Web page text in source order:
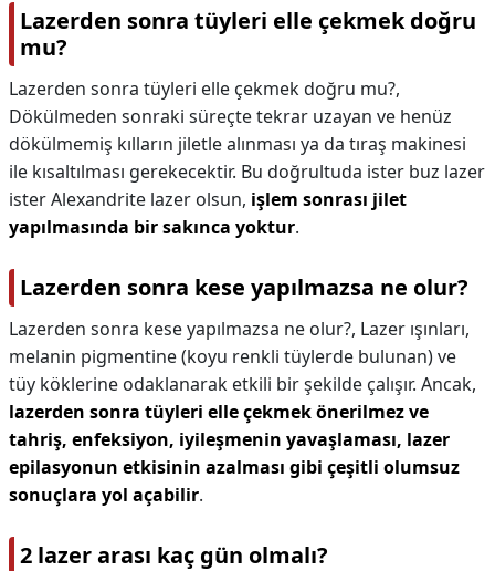
Lazerden sonra tüyleri elle çekmek doğru
mu?
Lazerden sonra tüyleri elle çekmek doğru mu?,
Dökülmeden sonraki süreçte tekrar uzayan ve henüz
dökülmemiş kılların jiletle alınması ya da tıraş makinesi
ile kısaltılması gerekecektir. Bu doğrultuda ister buz lazer
ister Alexandrite lazer olsun, işlem sonrası jilet
yapılmasında bir sakınca yoktur.
Lazerden sonra kese yapılmazsa ne olur?
Lazerden sonra kese yapılmazsa ne olur?, Lazer ışınları,
melanin pigmentine (koyu renkli tüylerde bulunan) ve
tüy köklerine odaklanarak etkili bir şekilde çalışır. Ancak,
lazerden sonra tüyleri elle çekmek önerilmez ve
tahriş, enfeksiyon, iyileşmenin yavaşlaması, lazer
epilasyonun etkisinin azalması gibi çeşitli olumsuz
sonuçlara yol açabilir.
2 lazer arası kaç gün olmalı?